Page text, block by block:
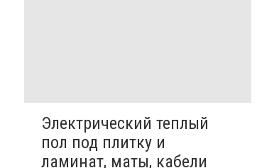
Электрический теплый
пол под плитку и
ламинат, маты, кабели